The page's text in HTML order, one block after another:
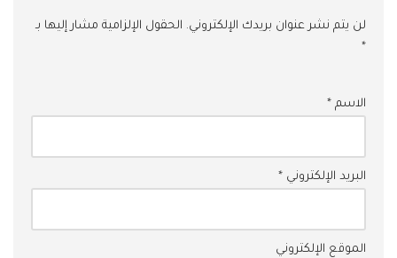
لن يتم نشر عنوان بريدك الإلكتروني. الحقول الإلزامية مشار إليها بـ
*
الاسم *
البريد الإلكتروني *
الموقع الإلكتروني